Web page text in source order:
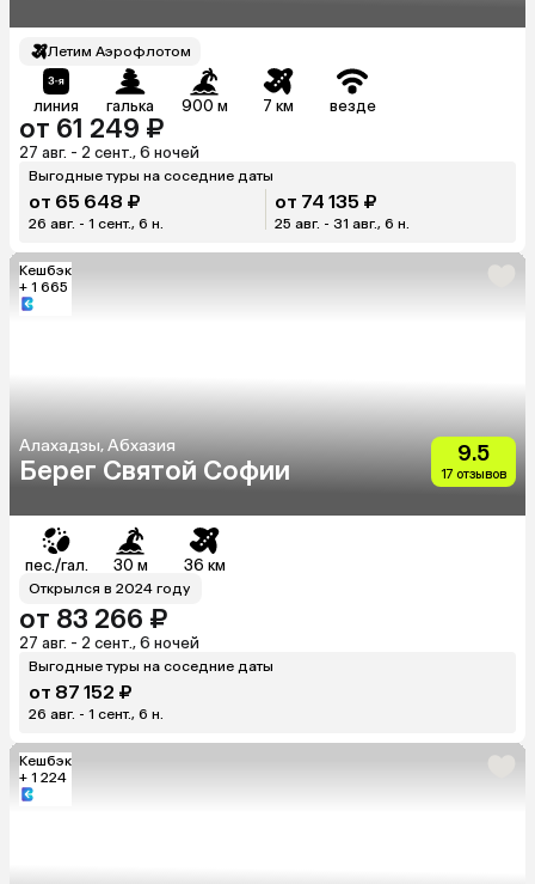
Летим Аэрофлотом
линия галька 900 м 7 км везде
от 61 249 ₽
27 авг. - 2 сент., 6 ночей
Выгодные туры на соседние даты
от 65 648 ₽
26 авг. - 1 сент., 6 н.
от 74 135 ₽
25 авг. - 31 авг., 6 н.
Кешбэк
+ 1 665
Алахадзы, Абхазия
Берег Святой Софии
9.5
17 отзывов
пес./гал. 30 м 36 км
Открылся в 2024 году
от 83 266 ₽
27 авг. - 2 сент., 6 ночей
Выгодные туры на соседние даты
от 87 152 ₽
26 авг. - 1 сент., 6 н.
Кешбэк
+ 1 224